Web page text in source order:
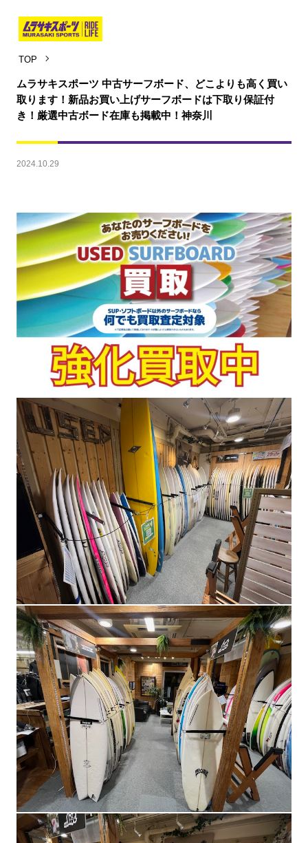
TOP
2024.10.29
ムラサキスポーツ 中古サーフボード、どこよりも高く買い
取ります！新品お買い上げサーフボードは下取り保証付
き！厳選中古ボード在庫も掲載中！神奈川